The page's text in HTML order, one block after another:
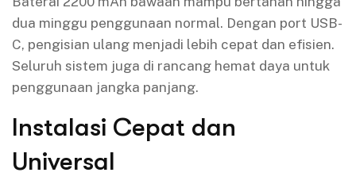
dua minggu penggunaan normal. Dengan port USB-
C, pengisian ulang menjadi lebih cepat dan efisien.
Seluruh sistem juga di rancang hemat daya untuk
penggunaan jangka panjang.
Instalasi Cepat dan
Universal